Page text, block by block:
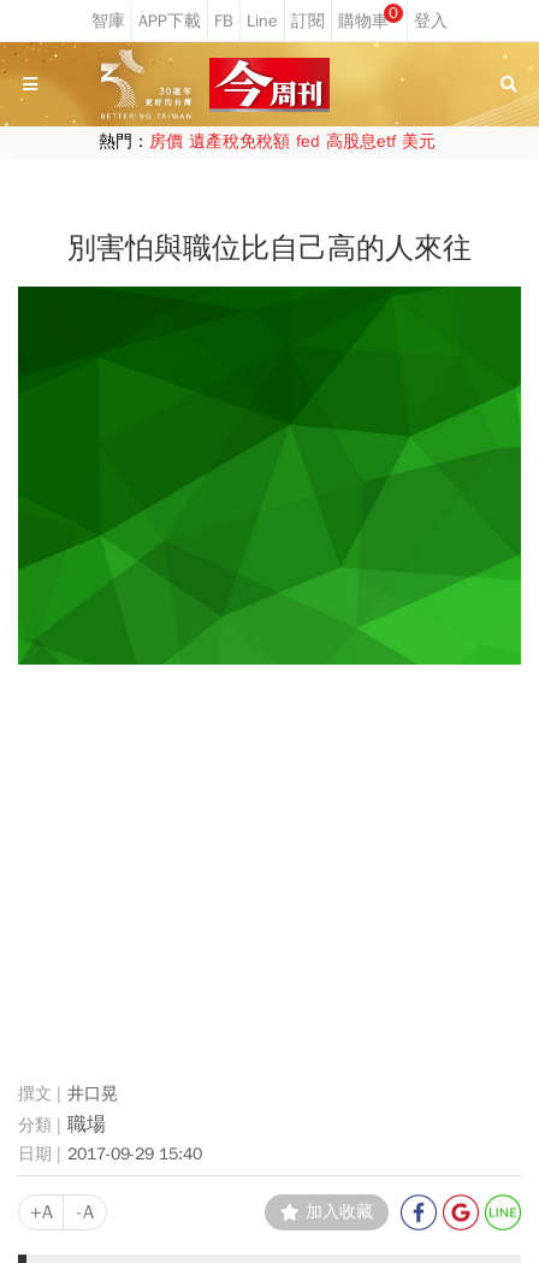
0
熱門： 房價 遺產稅免稅額 fed 高股息etf 美元
別害怕與職位比自己高的人來往
井口晃
職場
2017-09-29 15:40
+A -A 加入收藏